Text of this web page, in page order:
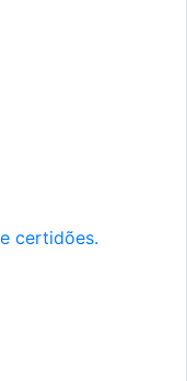
certidões.